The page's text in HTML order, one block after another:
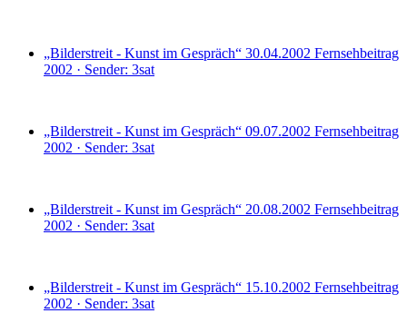
„Bilderstreit - Kunst im Gespräch“ 30.04.2002 Fernsehbeitrag
2002 · Sender: 3sat
„Bilderstreit - Kunst im Gespräch“ 09.07.2002 Fernsehbeitrag
2002 · Sender: 3sat
„Bilderstreit - Kunst im Gespräch“ 20.08.2002 Fernsehbeitrag
2002 · Sender: 3sat
„Bilderstreit - Kunst im Gespräch“ 15.10.2002 Fernsehbeitrag
2002 · Sender: 3sat